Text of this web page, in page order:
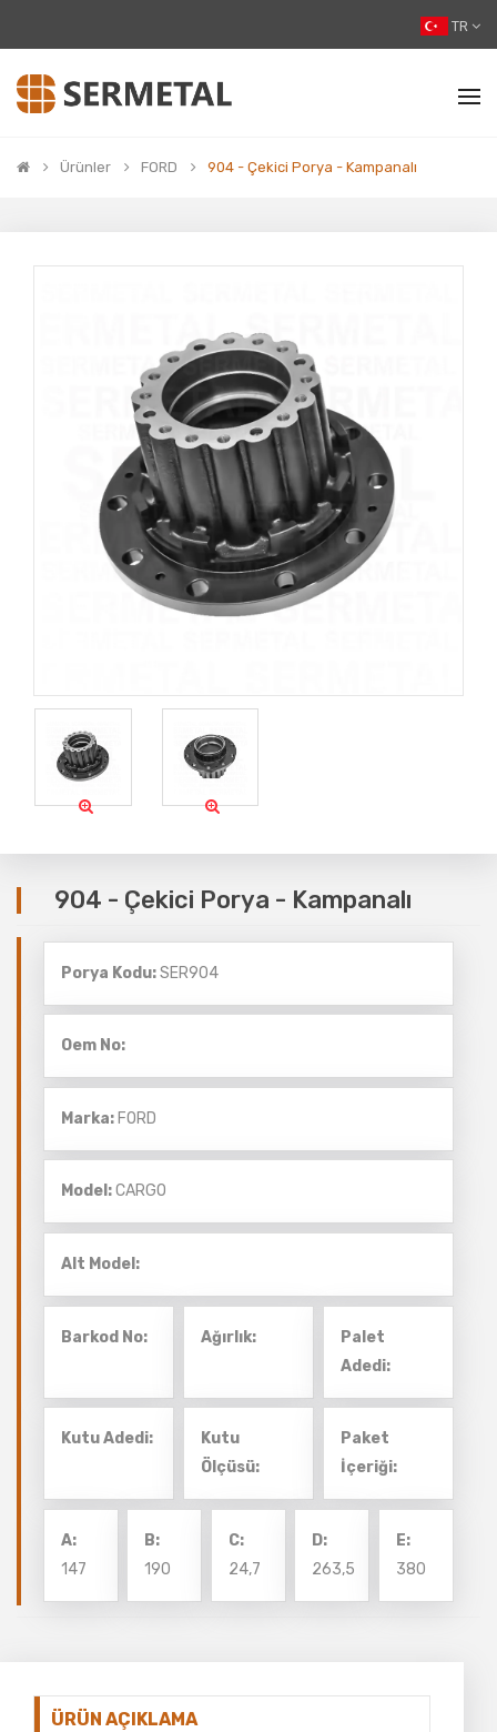
TR
Ürünler FORD 904 - Çekici Porya - Kampanalı
904 - Çekici Porya - Kampanalı
Porya Kodu:SER904
Oem No:
Marka: FORD
Model:CARGO
Alt Model:
Barkod No: Ağırlık:
Palet
Adedi:
Kutu Adedi:
Kutu
Ölçüsü:
Paket
İçeriği:
A:
147
B:
190
C:
24,7
D:
263,5
E:
380
ÜRÜN AÇIKLAMA